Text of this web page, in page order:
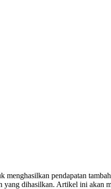
menghasilkan pendapatan
dihasilkan. Artikel ini akan